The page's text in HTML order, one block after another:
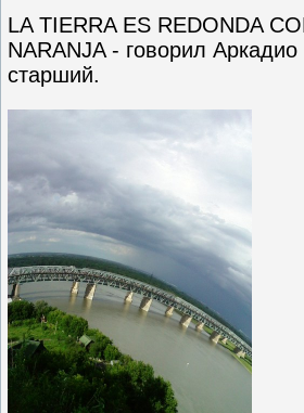
LA TIERRA ES REDONDA
NARANJA - говорил
старший.